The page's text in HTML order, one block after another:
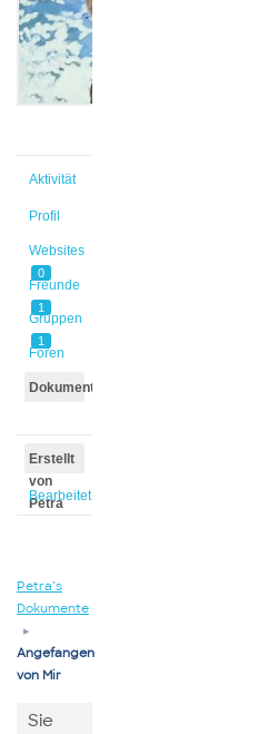
Aktivität
Profil
Websites
0
Freunde
1
Gruppen
1
Foren
Dokumente
Erstellt
von
Petra
Bearbeitet
Petra’s
Dokumente
▸
Angefangen
von Mir
Sie